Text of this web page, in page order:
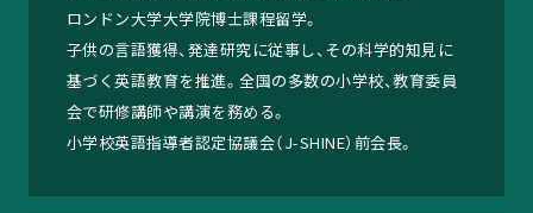
ロンドン大学大学院博士課程留学。
子供の言語獲得、発達研究に従事し、その科学的知見に
基づく英語教育を推進。全国の多数の小学校、教育委員
会で研修講師や講演を務める。
小学校英語指導者認定協議会（J-SHINE）前会長。